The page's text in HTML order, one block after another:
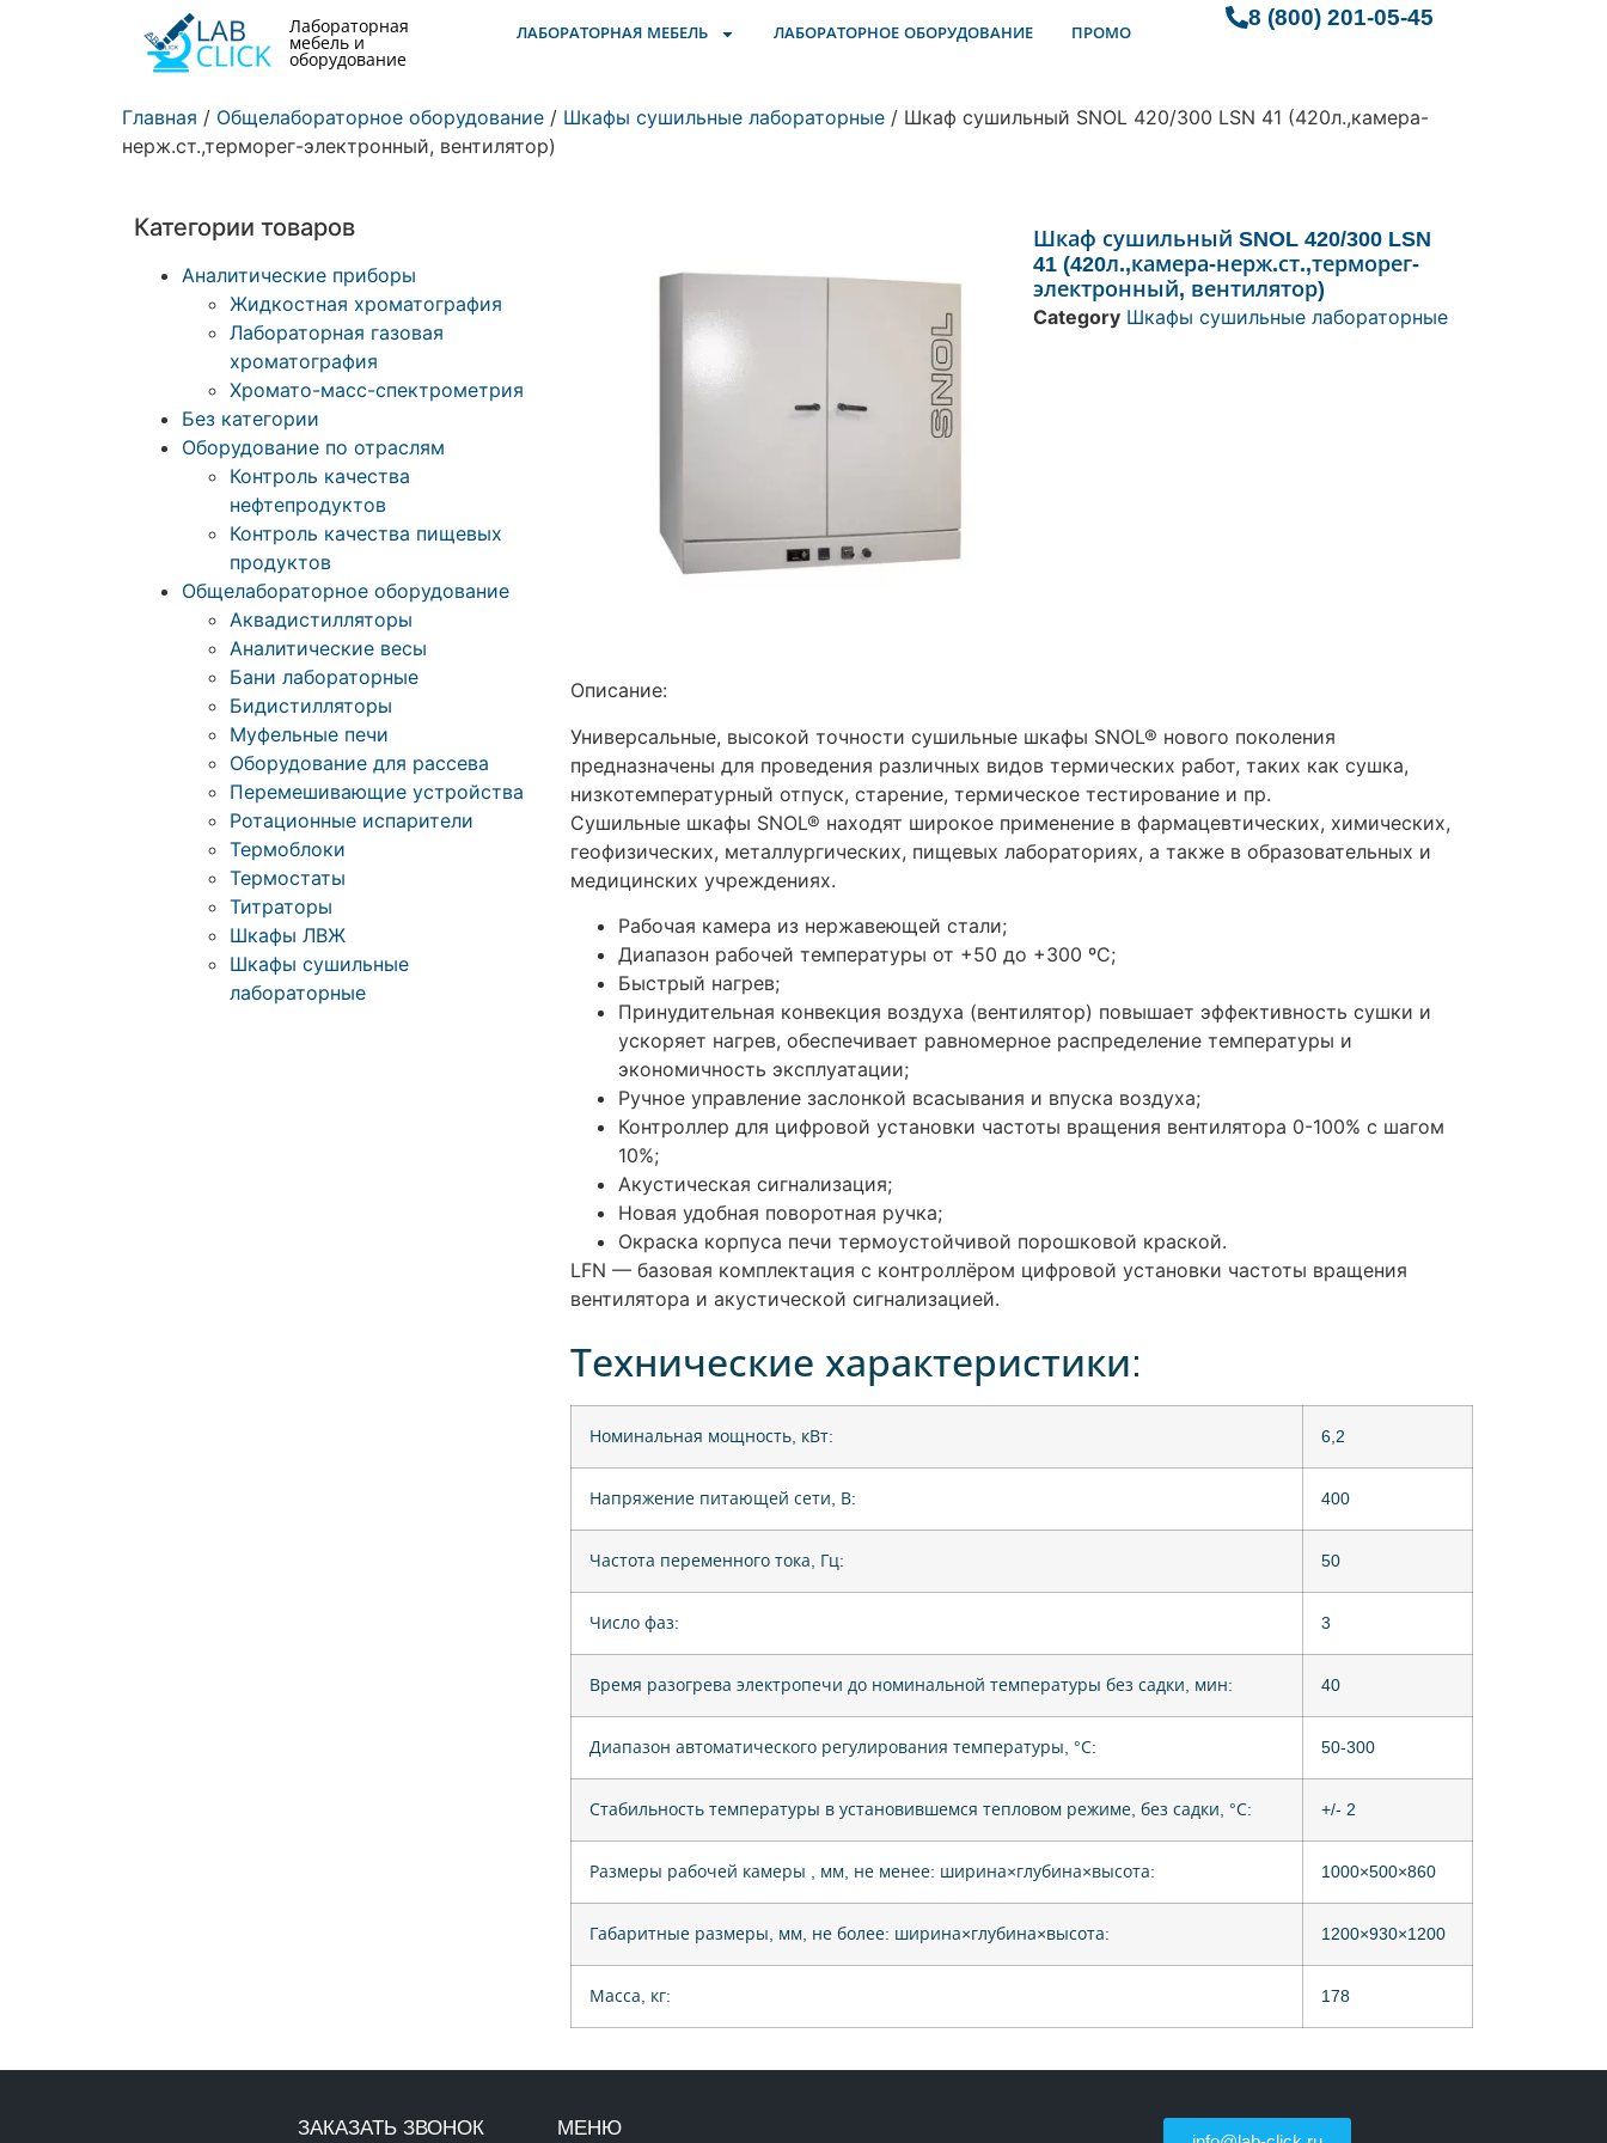
Лабораторная
мебель и
оборудование
ЛАБОРАТОРНАЯ МЕБЕЛЬ ЛАБОРАТОРНОЕ ОБОРУДОВАНИЕ ПРОМО
8 (800) 201-05-45
Главная / Общелабораторное оборудование / Шкафы сушильные лабораторные / Шкаф сушильный SNOL 420/300 LSN 41 (420л.,камера-
нерж.ст.,терморег-электронный, вентилятор)
Категории товаров
Аналитические приборы
Жидкостная хроматография
Лабораторная газовая
хроматография
Хромато-масс-спектрометрия
Без категории
Оборудование по отраслям
Контроль качества
нефтепродуктов
Контроль качества пищевых
продуктов
Общелабораторное оборудование
Аквадистилляторы
Аналитические весы
Бани лабораторные
Бидистилляторы
Муфельные печи
Оборудование для рассева
Перемешивающие устройства
Ротационные испарители
Термоблоки
Термостаты
Титраторы
Шкафы ЛВЖ
Шкафы сушильные
лабораторные
Шкаф сушильный SNOL 420/300 LSN
41 (420л.,камера-нерж.ст.,терморег-
электронный, вентилятор)
Category Шкафы сушильные лабораторные
Описание:
Универсальные, высокой точности сушильные шкафы SNOL® нового поколения
предназначены для проведения различных видов термических работ, таких как сушка,
низкотемпературный отпуск, старение, термическое тестирование и пр.
Сушильные шкафы SNOL® находят широкое применение в фармацевтических, химических,
геофизических, металлургических, пищевых лабораториях, а также в образовательных и
медицинских учреждениях.
Рабочая камера из нержавеющей стали;
Диапазон рабочей температуры от +50 до +300 ºC;
Быстрый нагрев;
Принудительная конвекция воздуха (вентилятор) повышает эффективность сушки и
ускоряет нагрев, обеспечивает равномерное распределение температуры и
экономичность эксплуатации;
Ручное управление заслонкой всасывания и впуска воздуха;
Контроллер для цифровой установки частоты вращения вентилятора 0-100% с шагом
10%;
Акустическая сигнализация;
Новая удобная поворотная ручка;
Окраска корпуса печи термоустойчивой порошковой краской.
LFN — базовая комплектация с контроллёром цифровой установки частоты вращения
вентилятора и акустической сигнализацией.
Технические характеристики:
Номинальная мощность, кВт: 6,2
Напряжение питающей сети, В: 400
Частота переменного тока, Гц: 50
Число фаз: 3
Время разогрева электропечи до номинальной температуры без садки, мин: 40
Диапазон автоматического регулирования температуры, °С: 50-300
Стабильность температуры в установившемся тепловом режиме, без садки, °С: +/- 2
Размеры рабочей камеры , мм, не менее: ширина×глубина×высота: 1000×500×860
Габаритные размеры, мм, не более: ширина×глубина×высота: 1200×930×1200
Масса, кг: 178
ЗАКАЗАТЬ ЗВОНОК МЕНЮ